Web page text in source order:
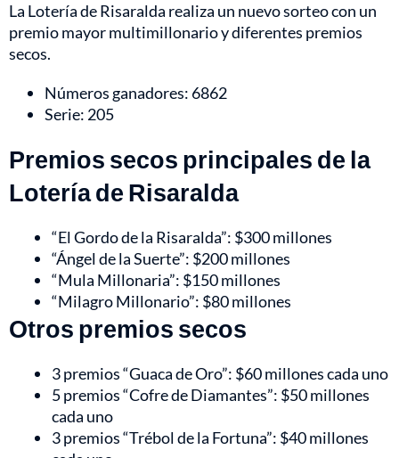
La Lotería de Risaralda realiza un nuevo sorteo con un
premio mayor multimillonario y diferentes premios
secos.
Números ganadores: 6862
Serie: 205
Premios secos principales de la
Lotería de Risaralda
“El Gordo de la Risaralda”: $300 millones
“Ángel de la Suerte”: $200 millones
“Mula Millonaria”: $150 millones
“Milagro Millonario”: $80 millones
Otros premios secos
3 premios “Guaca de Oro”: $60 millones cada uno
5 premios “Cofre de Diamantes”: $50 millones
cada uno
3 premios “Trébol de la Fortuna”: $40 millones